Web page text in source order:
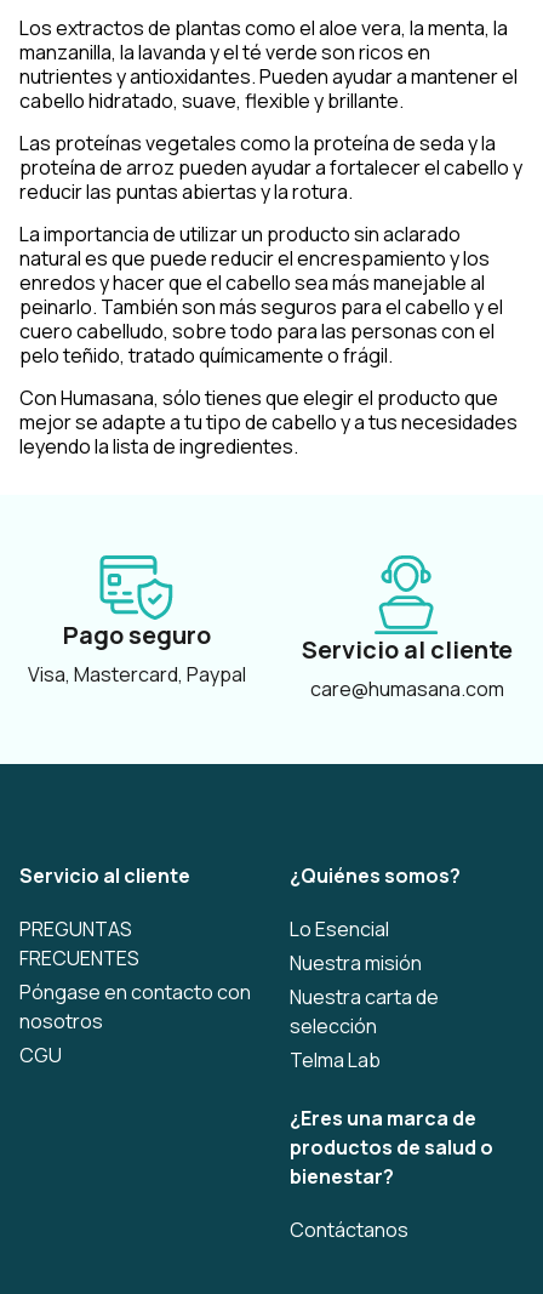
Los extractos de plantas como el aloe vera, la menta, la
manzanilla, la lavanda y el té verde son ricos en
nutrientes y antioxidantes. Pueden ayudar a mantener el
cabello hidratado, suave, flexible y brillante.
Las proteínas vegetales como la proteína de seda y la
proteína de arroz pueden ayudar a fortalecer el cabello y
reducir las puntas abiertas y la rotura.
La importancia de utilizar un producto sin aclarado
natural es que puede reducir el encrespamiento y los
enredos y hacer que el cabello sea más manejable al
peinarlo. También son más seguros para el cabello y el
cuero cabelludo, sobre todo para las personas con el
pelo teñido, tratado químicamente o frágil.
Con Humasana, sólo tienes que elegir el producto que
mejor se adapte a tu tipo de cabello y a tus necesidades
leyendo la lista de ingredientes.
Pago seguro
Visa, Mastercard, Paypal
Servicio al cliente
care@humasana.com
Servicio al cliente
PREGUNTAS
FRECUENTES
Póngase en contacto con
nosotros
CGU
¿Quiénes somos?
Lo Esencial
Nuestra misión
Nuestra carta de
selección
Telma Lab
¿Eres una marca de
productos de salud o
bienestar?
Contáctanos